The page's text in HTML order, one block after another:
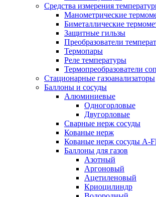
Средства измерения
Манометрические
Биметаллические
Защитные гильзы
Преобразователи
Термопары
Реле температуры
Термопреобразователи
Стационарные газоанализаторы
Баллоны и сосуды
Алюминиевые
Одногорловые
Двугорловые
Сварные нерж сосуды
Кованые нерж
Кованые нерж сосуды A-
Баллоны для газов
Азотный
Аргоновый
Ацетиленовый
Криоцилиндр